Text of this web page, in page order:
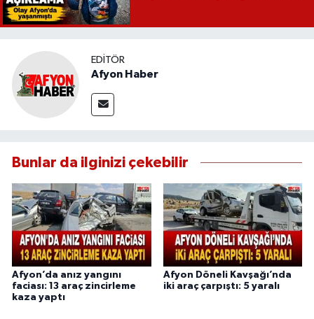
EDITÖR
Afyon Haber
Bunlar da ilginizi çekebilir
Afyon’da anız yangını
faciası: 13 araç zincirleme
kaza yaptı
Afyon Döneli Kavşağı’nda
iki araç çarpıştı: 5 yaralı